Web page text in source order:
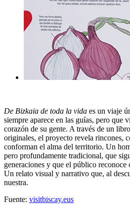
De Bizkaia de toda la vida es un viaje
siempre aparece en las guías, pero que
corazón de su gente. A través de un
originales, el proyecto revela rincones,
conforman el alma del territorio. Un
pero profundamente tradicional, que
generaciones y que el público reconoce
Un relato visual y narrativo que, al
nuestra.
Fuente: visitbiscay.eus